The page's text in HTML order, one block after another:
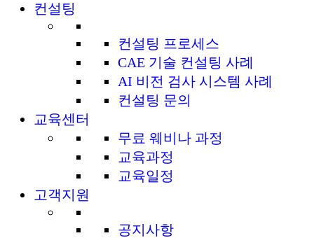
컨설팅
컨설팅 프로세스
CAE 기술 컨설팅 사례
AI 비전 검사 시스템 사례
컨설팅 문의
교육센터
무료 웨비나 과정
교육과정
교육일정
고객지원
공지사항